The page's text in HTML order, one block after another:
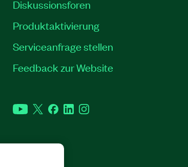
Diskussionsforen
Produktaktivierung
Serviceanfrage stellen
Feedback zur Website
YouTubeTwitterFacebookLinkedInInstagram